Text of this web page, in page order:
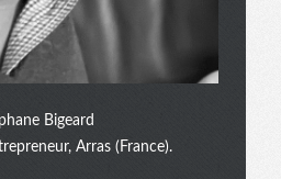
Bigeard
Arras (France).